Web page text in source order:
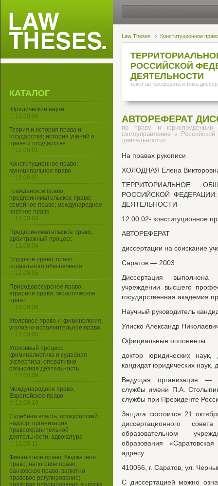
Law Theses Конституционное
РОССИЙСКОЙ
ДЕЯТЕЛЬНОСТИ
текст автореферата и тема
АВТОРЕФЕРАТ
по праву и юриспруденции
самоуправление в
деятельности»
На правах рукописи
ХОЛОДНАЯ Елена
ТЕРРИТОРИАЛЬНОЕ
РОССИЙСКОЙ
ДЕЯТЕЛЬНОСТИ
12.00.02- конституционное
АВТОРЕФЕРАТ
диссертации на соискание
Саратов — 2003
Диссертация выполнена
учреждении высшего
государственная академия
Научный руководитель
Улиско Александр
Официальные оппоненты:
доктор юридических наук,
кандидат юридических
Ведущая организация —
службы имени П.А.
службы при Президенте
Защита состоится 21
диссертационного
образовательном
образования
адресу:
410056, г. Саратов, ул.
С диссертацией можно
КАТАЛОГ
Юридические науки
::: 12.00.00
Теория и история права и
государства; история учений о
праве и государстве
::: 12.00.01
Конституционное право;
муниципальное право
::: 12.00.02
Гражданское право;
предпринимательское право;
семейное право; международное
частное право
::: 12.00.03
Предпринимательское право;
арбитражный процесс
::: 12.00.04
Трудовое право; право
социального обеспечения
::: 12.00.05
Природоресурсное право;
аграрное право; экологическое
право
::: 12.00.06
Уголовное право и криминология;
уголовно-исполнительное право
::: 12.00.08
Уголовный процесс,
криминалистика и судебная
экспертиза; оперативно-
розыскная деятельность
::: 12.00.09
Международное право,
Европейское право
::: 12.00.10
Судебная власть, прокурорский
надзор, организация
правоохранительной
деятельности, адвокатура
::: 12.00.11
Финансовое право; бюджетное
право; налоговое право;
банковское право; валютно-
правовое регулирование;
правовое регулирование выпуска